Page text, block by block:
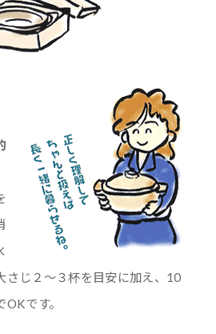
さじ２～３杯を目安に加え、10
です。